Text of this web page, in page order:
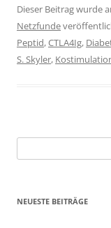
Dieser Beitrag wurde
Netzfunde
Peptid,CTLA4Ig,
S. Skyler,
nach:
NEUESTE BEITRÄGE